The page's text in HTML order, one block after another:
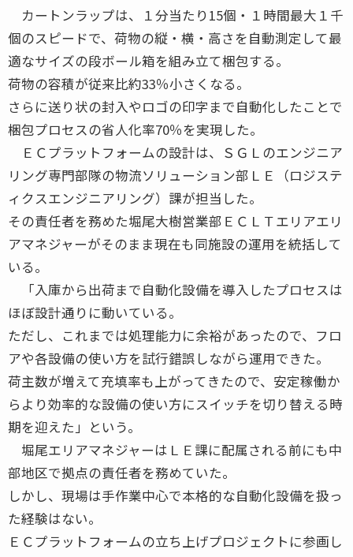
カートンラップは、１分当たり15個・１時間最大１千
個のスピードで、荷物の縦・横・高さを自動測定して最
適なサイズの段ボール箱を組み立て梱包する。
荷物の容積が従来比約33％小さくなる。
さらに送り状の封入やロゴの印字まで自動化したことで
梱包プロセスの省人化率70％を実現した。
ＥＣプラットフォームの設計は、ＳＧＬのエンジニア
リング専門部隊の物流ソリューション部ＬＥ（ロジステ
ィクスエンジニアリング）課が担当した。
その責任者を務めた堀尾大樹営業部ＥＣＬＴエリアエリ
アマネジャーがそのまま現在も同施設の運用を統括して
いる。
「入庫から出荷まで自動化設備を導入したプロセスは
ほぼ設計通りに動いている。
ただし、これまでは処理能力に余裕があったので、フロ
アや各設備の使い方を試行錯誤しながら運用できた。
荷主数が増えて充填率も上がってきたので、安定稼働か
らより効率的な設備の使い方にスイッチを切り替える時
期を迎えた」という。
堀尾エリアマネジャーはＬＥ課に配属される前にも中
部地区で拠点の責任者を務めていた。
しかし、現場は手作業中心で本格的な自動化設備を扱っ
た経験はない。
ＥＣプラットフォームの立ち上げプロジェクトに参画し